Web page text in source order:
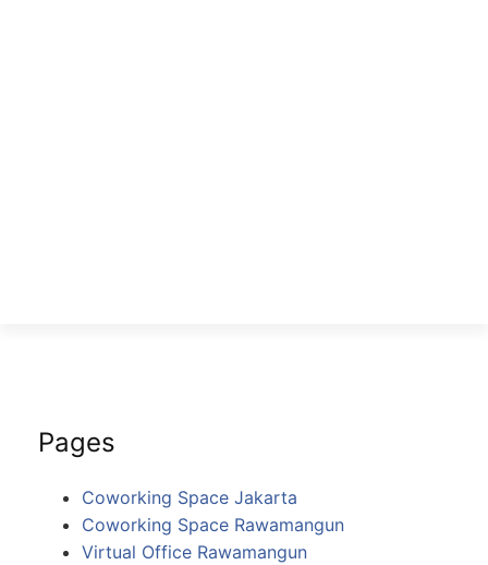
Pages
Coworking Space Jakarta
Coworking Space Rawamangun
Virtual Office Rawamangun